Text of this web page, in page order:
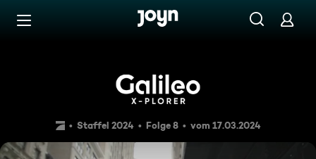
Zum Inhalt springen
The Secret Side of New York
Staffel 2024 Folge 8 vom 17.03.2024